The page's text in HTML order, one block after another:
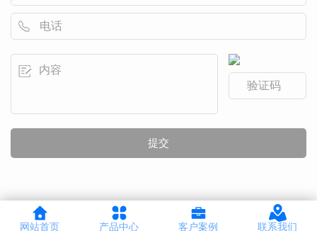
网站首页 产品中心 客户案例 联系我们